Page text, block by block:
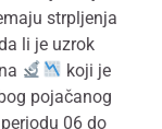
strpljenja
li je uzrok
koji je
pojačanog
06 do